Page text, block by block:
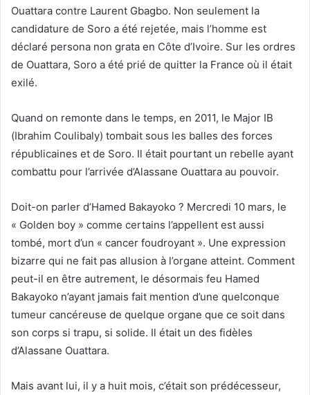
Ouattara contre Laurent Gbagbo. Non seulement la
candidature de Soro a été rejetée, mais l’homme est
déclaré persona non grata en Côte d’Ivoire. Sur les ordres
de Ouattara, Soro a été prié de quitter la France où il était
exilé.
Quand on remonte dans le temps, en 2011, le Major IB
(Ibrahim Coulibaly) tombait sous les balles des forces
républicaines et de Soro. Il était pourtant un rebelle ayant
combattu pour l’arrivée d’Alassane Ouattara au pouvoir.
Doit-on parler d’Hamed Bakayoko ? Mercredi 10 mars, le
« Golden boy » comme certains l’appellent est aussi
tombé, mort d’un « cancer foudroyant ». Une expression
bizarre qui ne fait pas allusion à l’organe atteint. Comment
peut-il en être autrement, le désormais feu Hamed
Bakayoko n’ayant jamais fait mention d’une quelconque
tumeur cancéreuse de quelque organe que ce soit dans
son corps si trapu, si solide. Il était un des fidèles
d’Alassane Ouattara.
Mais avant lui, il y a huit mois, c’était son prédécesseur,